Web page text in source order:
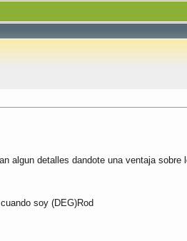
algun detalles dandote una ventaja
soy (DEG)Rod